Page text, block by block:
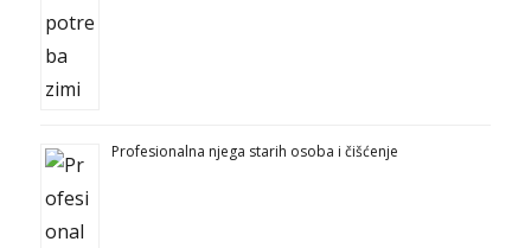
Profesionalna njega starih osoba i čišćenje